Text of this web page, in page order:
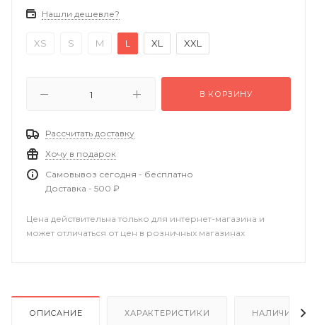
Нашли дешевле?
XS S M L XL XXL
В КОРЗИНУ
Рассчитать доставку
Хочу в подарок
Самовывоз сегодня - бесплатно
Доставка - 500 ₽
Цена действительна только для интернет-магазина и
может отличаться от цен в розничных магазинах
ОПИСАНИЕ ХАРАКТЕРИСТИКИ НАЛИЧИЕ